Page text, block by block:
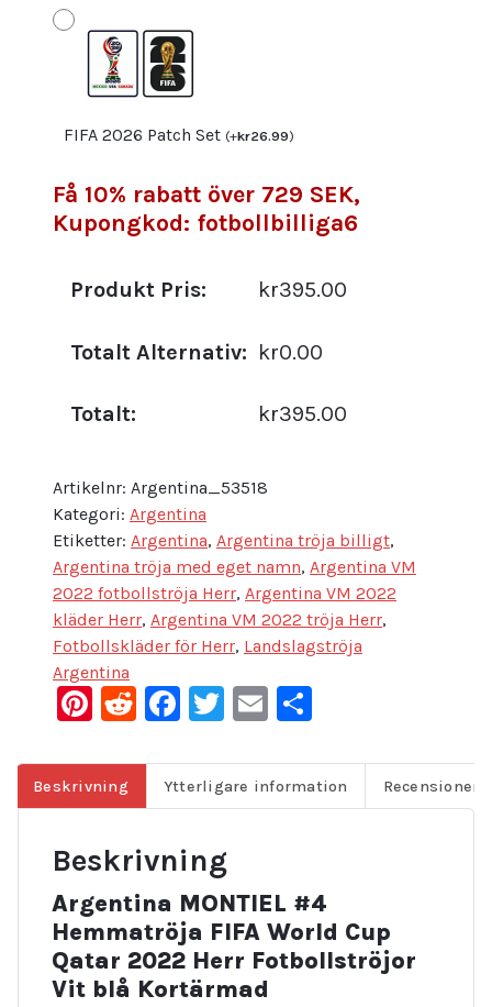
Fotbollströjor
Kortärmad
mängd
FIFA 2026 Patch Set (+kr26.99)
Få 10% rabatt över 729 SEK,
Kupongkod: fotbollbilliga6
Produkt Pris: kr395.00
Totalt Alternativ: kr0.00
Totalt: kr395.00
Artikelnr: Argentina_53518
Kategori: Argentina
Etiketter: Argentina, Argentina tröja billigt,
Argentina tröja med eget namn, Argentina VM
2022 fotbollströja Herr, Argentina VM 2022
kläder Herr, Argentina VM 2022 tröja Herr,
Fotbollskläder för Herr, Landslagströja
Argentina
Pinterest
Reddit
Facebook
Twitter
Email
Beskrivning Ytterligare information Recensioner
Beskrivning
Argentina MONTIEL #4
Hemmatröja FIFA World Cup
Qatar 2022 Herr Fotbollströjor
Vit blå Kortärmad